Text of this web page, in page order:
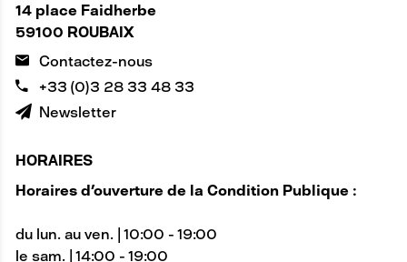
14 place Faidherbe
59100 ROUBAIX
Contactez-nous
+33 (0)3 28 33 48 33
Newsletter
HORAIRES
Horaires d'ouverture de la Condition Publique :
du lun. au ven. | 10:00 - 19:00
le sam. | 14:00 - 19:00